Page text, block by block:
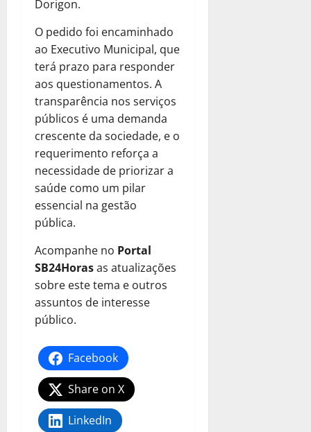
Dorigon.
O pedido foi encaminhado
ao Executivo Municipal, que
terá prazo para responder
aos questionamentos. A
transparência nos serviços
públicos é uma demanda
crescente da sociedade, e o
requerimento reforça a
necessidade de priorizar a
saúde como um pilar
essencial na gestão
pública.
Acompanhe no Portal
SB24Horasas atualizações
sobre este tema e outros
assuntos de interesse
público.
Facebook
Share on X
LinkedIn